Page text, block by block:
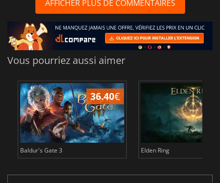
AFFICHER PLUS DE COMMENTAIRES
Vous pourriez aussi aimer
36.40€
Baldur's Gate 3 Elden Ring